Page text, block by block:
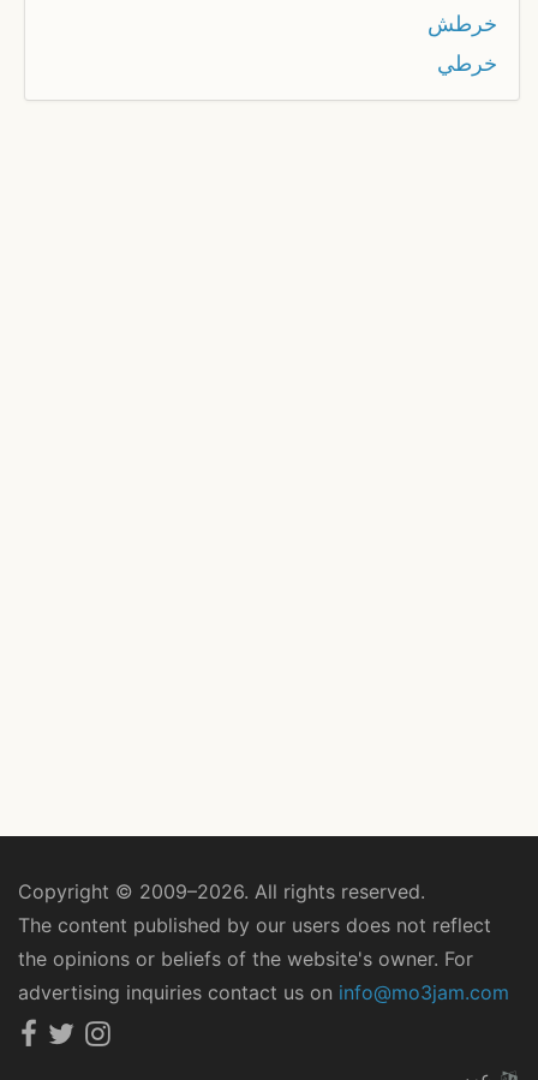
خرطش
خرطي
Copyright © 2009–2026. All rights reserved.
The content published by our users does not reflect
the opinions or beliefs of the website's owner. For
advertising inquiries contact us on info@mo3jam.com